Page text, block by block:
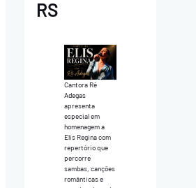
RS
Cantora Rê
Adegas
apresenta
especial em
homenagem a
Elis Regina com
repertório que
percorre
sambas, canções
românticas e